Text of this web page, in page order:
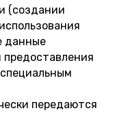
(создании
данные
предоставления
передаются